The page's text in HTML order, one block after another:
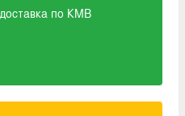
по КМВ